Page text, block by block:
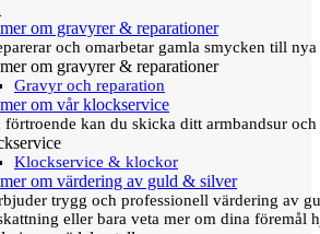
om gravyrer & reparationer
och omarbetar gamla smycken till
om gravyrer & reparationer
Gravyr och reparation
om vår klockservice
förtroende kan du skicka ditt armbandsur
Klockservice & klockor
om värdering av guld & silver
trygg och professionell värdering av
eller bara veta mer om dina föremål